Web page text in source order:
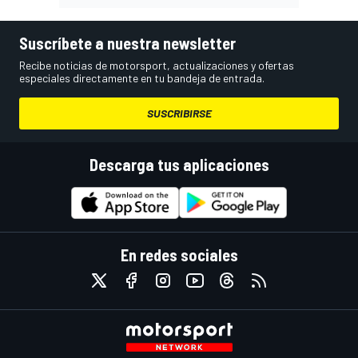
Suscríbete a nuestra newsletter
Recibe noticias de motorsport, actualizaciones y ofertas
especiales directamente en tu bandeja de entrada.
SUSCRIBIRSE
Descarga tus aplicaciones
En redes sociales